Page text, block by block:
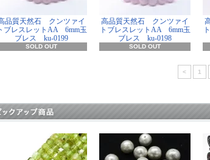
品質天然石 クンツァイ
ブレスレットAA 6mm玉
ブレス ku-0199
SOLD OUT
高品質天然石 クンツァイ
トブレスレットAA 6mm玉
ブレス ku-0198
SOLD OUT
< 1